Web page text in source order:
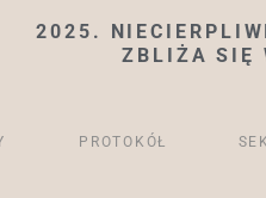
2025.
ZBLIŻA SIĘ
PROTOKÓŁ